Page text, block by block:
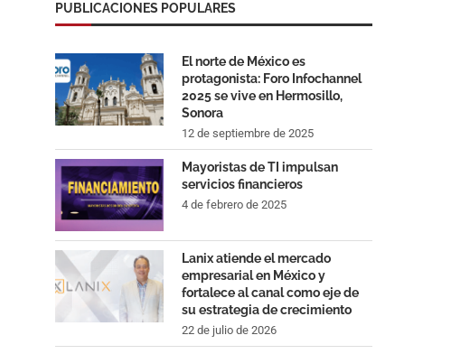
PUBLICACIONES POPULARES
El norte de México es
protagonista: Foro Infochannel
2025 se vive en Hermosillo,
Sonora
12 de septiembre de 2025
Mayoristas de TI impulsan
servicios financieros
4 de febrero de 2025
Lanix atiende el mercado
empresarial en México y
fortalece al canal como eje de
su estrategia de crecimiento
22 de julio de 2026